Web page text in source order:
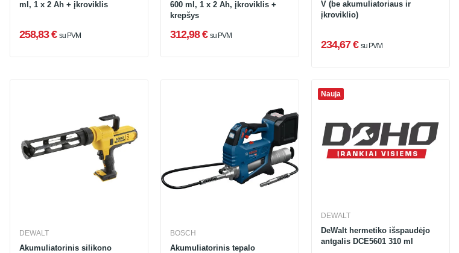
ml, 1 x 2 Ah + įkroviklis
258,83 € su PVM
600 ml, 1 x 2 Ah, įkroviklis +
krepšys
312,98 € su PVM
V (be akumuliatoriaus ir
įkroviklio)
234,67 € su PVM
DEWALT
Akumuliatorinis silikono
BOSCH
Akumuliatorinis tepalo
Nauja
DEWALT
DeWalt hermetiko išspaudėjo
antgalis DCE5601 310 ml